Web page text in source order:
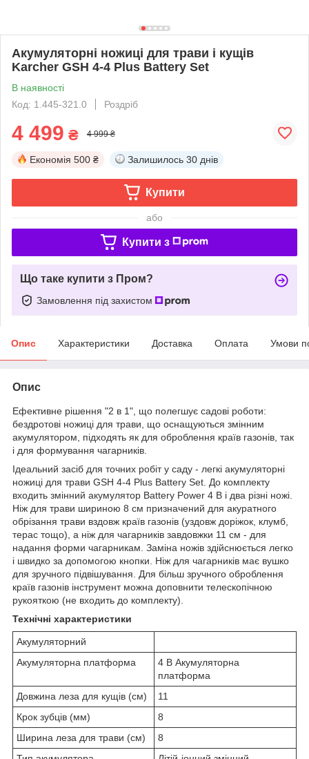
Акумуляторні ножиці для трави і кущів
Karcher GSH 4-4 Plus Battery Set
В наявності
Код: 1.445-321.0
Роздріб
4 499 ₴ 4 999 ₴
Економія 500 ₴ Залишилось 30 днів
Купити
або
Купити з
Що таке купити з Пром?
Замовлення під захистом
Опис Характеристики Доставка Оплата Умови
Опис
Ефективне рішення "2 в 1", що полегшує садові роботи:
бездротові ножиці для трави, що оснащуються змінним
акумулятором, підходять як для оброблення країв газонів, так
і для формування чагарників.
Ідеальний засіб для точних робіт у саду - легкі акумуляторні
ножиці для трави GSH 4-4 Plus Battery Set. До комплекту
входить змінний акумулятор Battery Power 4 В і два різні ножі.
Ніж для трави шириною 8 см призначений для акуратного
обрізання трави вздовж країв газонів (уздовж доріжок, клумб,
терас тощо), а ніж для чагарників завдовжки 11 см - для
надання форми чагарникам. Заміна ножів здійснюється легко
і швидко за допомогою кнопки. Ніж для чагарників має вушко
для зручного підвішування. Для більш зручного оброблення
країв газонів інструмент можна доповнити телескопічною
рукояткою (не входить до комплекту).
Технічні характеристики
Акумуляторний
Акумуляторна платформа
4 В Акумуляторна
платформа
Довжина леза для кущів (см)
11
Крок зубців (мм)
8
Ширина леза для трави (см)
8